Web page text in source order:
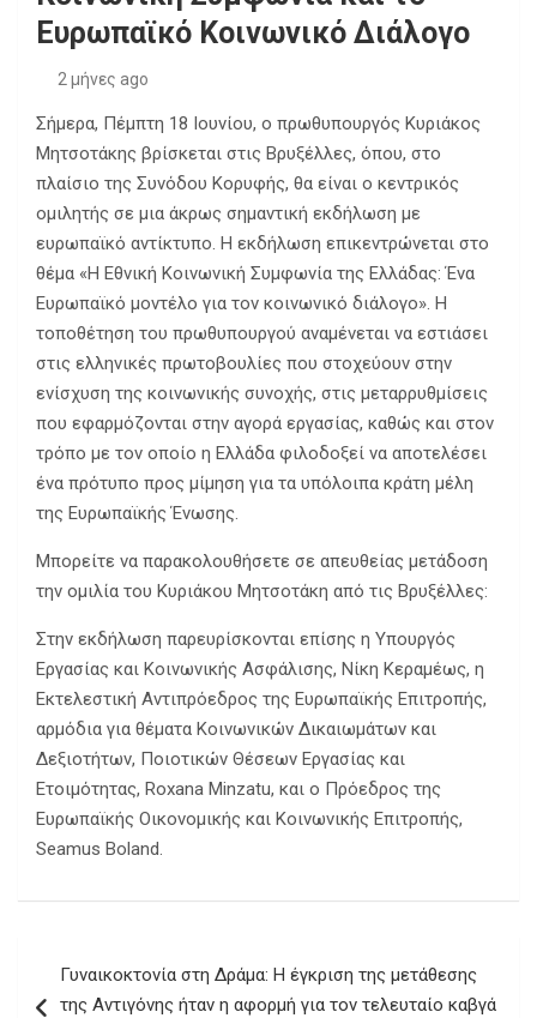
Ευρωπαϊκό Κοινωνικό Διάλογο
2 μήνες ago
Σήμερα, Πέμπτη 18 Ιουνίου, ο πρωθυπουργός Κυριάκος
Μητσοτάκης βρίσκεται στις Βρυξέλλες, όπου, στο
πλαίσιο της Συνόδου Κορυφής, θα είναι ο κεντρικός
ομιλητής σε μια άκρως σημαντική εκδήλωση με
ευρωπαϊκό αντίκτυπο. Η εκδήλωση επικεντρώνεται στο
θέμα «Η Εθνική Κοινωνική Συμφωνία της Ελλάδας: Ένα
Ευρωπαϊκό μοντέλο για τον κοινωνικό διάλογο». Η
τοποθέτηση του πρωθυπουργού αναμένεται να εστιάσει
στις ελληνικές πρωτοβουλίες που στοχεύουν στην
ενίσχυση της κοινωνικής συνοχής, στις μεταρρυθμίσεις
που εφαρμόζονται στην αγορά εργασίας, καθώς και στον
τρόπο με τον οποίο η Ελλάδα φιλοδοξεί να αποτελέσει
ένα πρότυπο προς μίμηση για τα υπόλοιπα κράτη μέλη
της Ευρωπαϊκής Ένωσης.
Μπορείτε να παρακολουθήσετε σε απευθείας μετάδοση
την ομιλία του Κυριάκου Μητσοτάκη από τις Βρυξέλλες:
Στην εκδήλωση παρευρίσκονται επίσης η Υπουργός
Εργασίας και Κοινωνικής Ασφάλισης, Νίκη Κεραμέως, η
Εκτελεστική Αντιπρόεδρος της Ευρωπαϊκής Επιτροπής,
αρμόδια για θέματα Κοινωνικών Δικαιωμάτων και
Δεξιοτήτων, Ποιοτικών Θέσεων Εργασίας και
Ετοιμότητας, Roxana Minzatu, και ο Πρόεδρος της
Ευρωπαϊκής Οικονομικής και Κοινωνικής Επιτροπής,
Seamus Boland.
άρθρων
Γυναικοκτονία στη Δράμα: Η έγκριση της μετάθεσης
της Αντιγόνης ήταν η αφορμή για τον τελευταίο καβγά